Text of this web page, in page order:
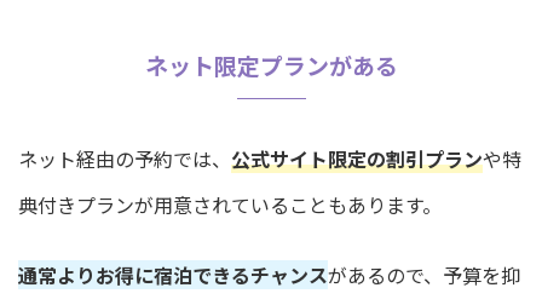
ネット限定プランがある
ネット経由の予約では、 公式サイト限定の割引プランや特
典付きプランが用意されていることもあります。
通常よりお得に宿泊できるチャンスがあるので、予算を抑